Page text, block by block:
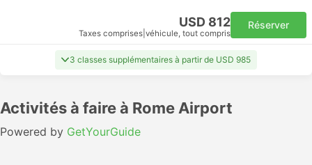
USD 812
Taxes comprises véhicule, tout compris
Réserver
3 classes supplémentaires à partir de USD 985
Activités à faire à Rome Airport
Powered by GetYourGuide